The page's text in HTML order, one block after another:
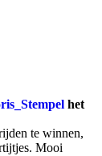
het
te winnen,
Mooi